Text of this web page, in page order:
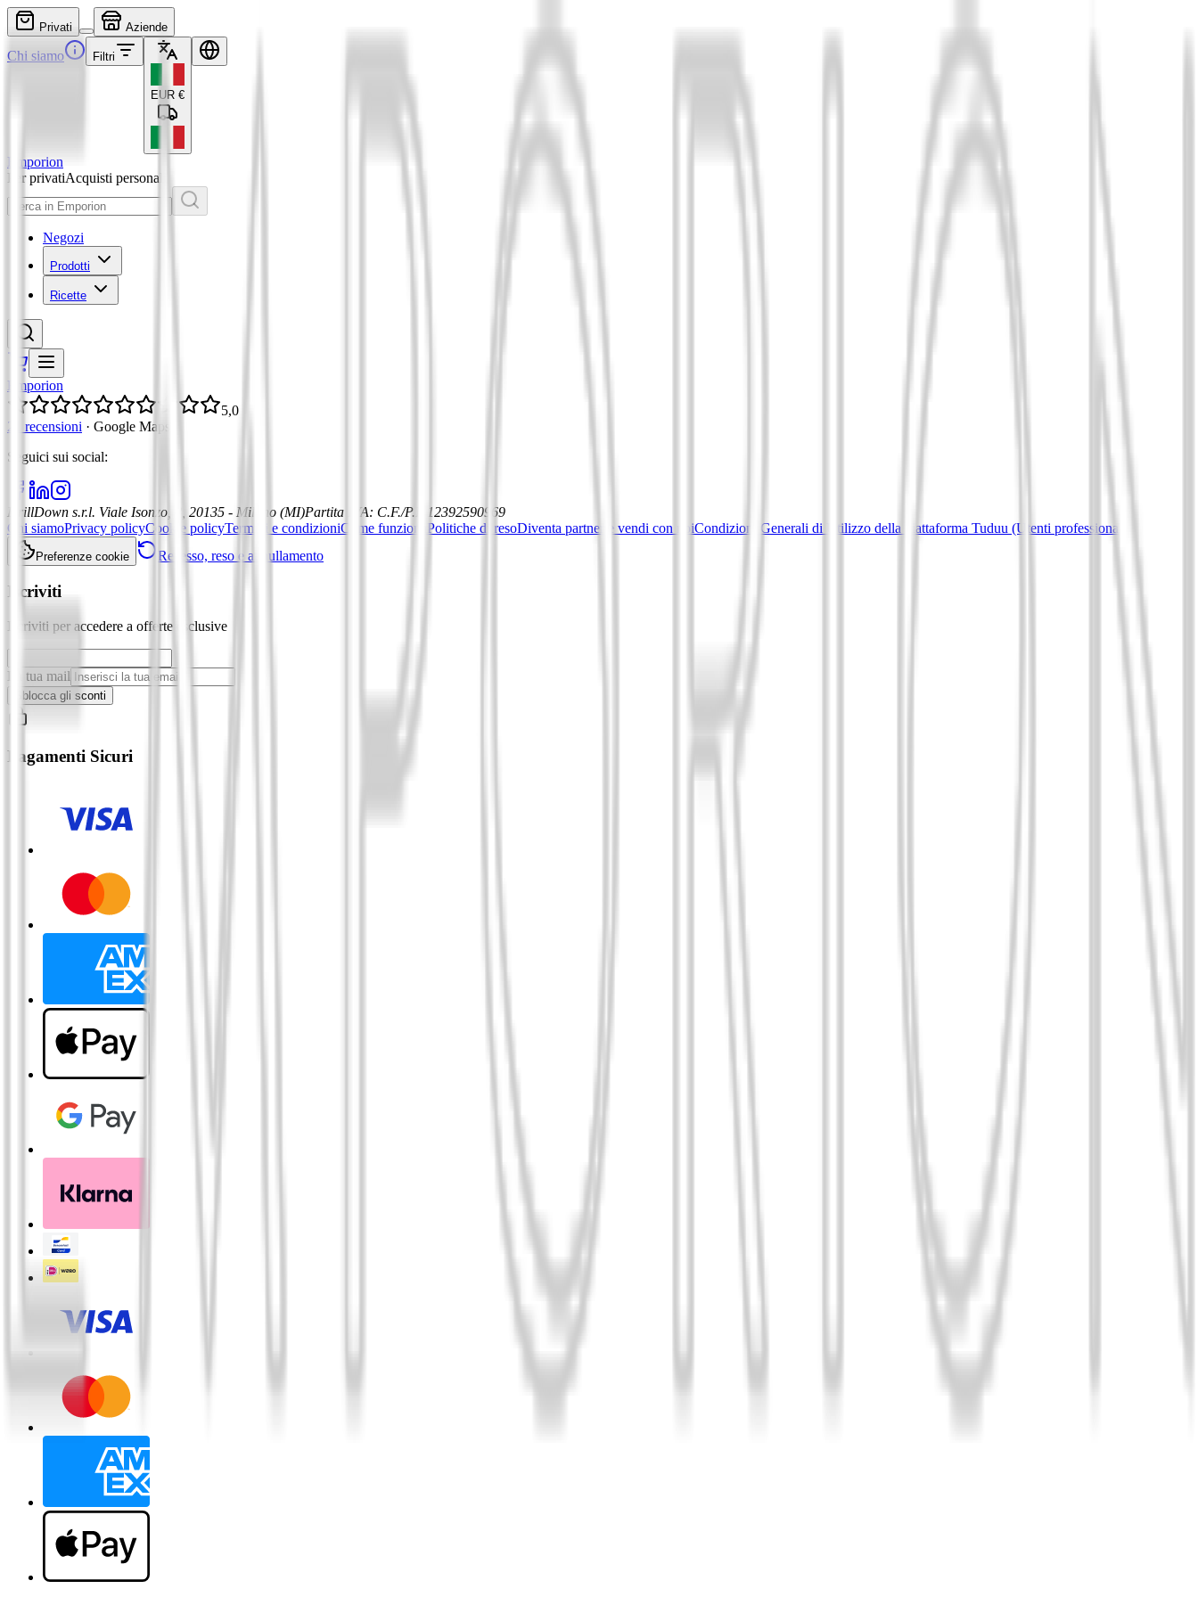
Privati Aziende
Chi siamo Filtri
EUR €
Emporion
Per privatiAcquisti personali
Negozi
Prodotti
Ricette
Emporion
5,0
21 recensioni · Google Maps
Seguici sui social:
DrillDown s.r.l. Viale Isonzo, 8, 20135 - Milano (MI)Partita IVA: C.F./P.I. 12392590969
Chi siamoPrivacy policyCookie policyTermini e condizioniCome funziona Politiche di resoDiventa partner e vendi con noiCondizioni Generali di Utilizzo della piattaforma Tuduu (Utenti professionali)
Preferenze cookie Recesso, reso e annullamento
Iscriviti
Iscriviti per accedere a offerte esclusive
La tua mail
Sblocca gli sconti
Pagamenti Sicuri